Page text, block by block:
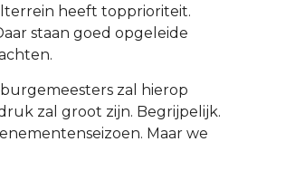
heeft topprioriteit.
staan goed opgeleide
zal hierop
zal groot zijn. Begrijpelijk.
Maar we